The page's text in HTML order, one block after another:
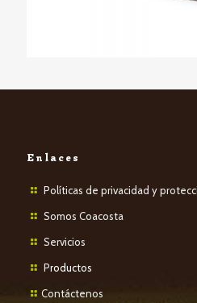
Enlaces
Políticas de privacidad y
Somos Coacosta
Servicios
Productos
Contáctenos